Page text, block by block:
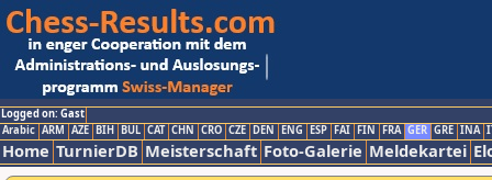
Logged on: Gast
Arabic ARM AZE BIH BUL CAT CHN CRO CZE DEN ENG ESP FAI FIN FRA GER GRE INA
Home TurnierDB Meisterschaft Foto-Galerie Meldekartei